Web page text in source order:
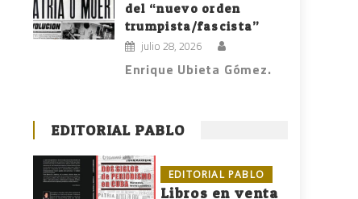
del “nuevo orden
trumpista/fascista”
julio 28, 2026
Enrique Ubieta Gómez.
EDITORIAL PABLO
EDITORIAL PABLO
Libros en venta